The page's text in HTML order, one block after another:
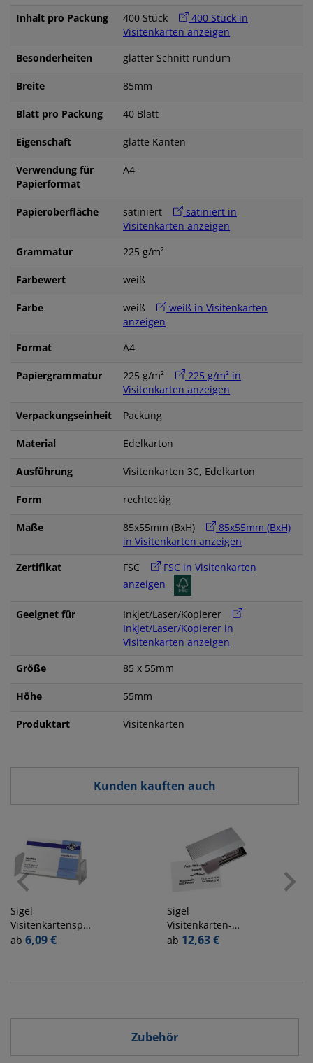
Inhalt pro Packung 400 Stück
400 Stück in
Visitenkarten anzeigen
Besonderheiten
glatter Schnitt rundum
Breite 85mm
Blatt pro Packung 40 Blatt
Eigenschaft glatte Kanten
Verwendung für
Papierformat
A4
Papieroberfläche satiniert
satiniert in
Visitenkarten anzeigen
Grammatur
225 g/m²
Farbewert weiß
Farbe weiß
weiß in Visitenkarten
anzeigen
Format
A4
Papiergrammatur 225 g/m²
225 g/m² in
Visitenkarten anzeigen
Verpackungseinheit
Packung
Material Edelkarton
Ausführung Visitenkarten 3C, Edelkarton
Form rechteckig
Maße 85x55mm (BxH)
85x55mm (BxH)
in Visitenkarten anzeigen
Zertifikat
FSC
FSC in Visitenkarten
anzeigen
Geeignet für
Inkjet/Laser/Kopierer
Inkjet/Laser/Kopierer in
Visitenkarten anzeigen
Größe
85 x 55mm
Höhe 55mm
Produktart Visitenkarten
Kunden kauften auch
Sigel
Visitenkartenspender
glasklar
ab 6,09 €
Sigel
Visitenkarten-
Chrombox chrom
ab 12,63 €
Zubehör